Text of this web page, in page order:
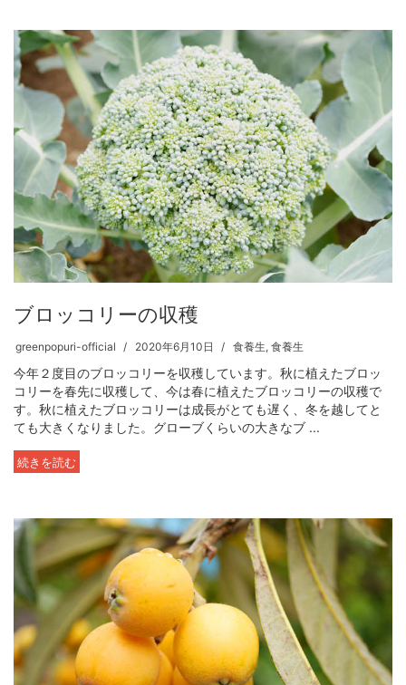
ブロッコリーの収穫
greenpopuri-official 2020年6月10日 食養生, 食養生
今年２度目のブロッコリーを収穫しています。秋に植えたブロッ
コリーを春先に収穫して、今は春に植えたブロッコリーの収穫で
す。秋に植えたブロッコリーは成長がとても遅く、冬を越してと
ても大きくなりました。グローブくらいの大きなブ ...
続きを読む